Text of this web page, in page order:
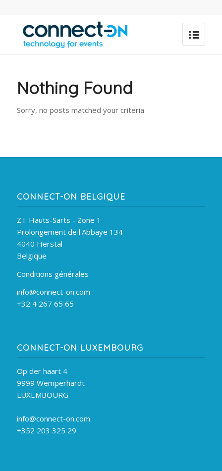
Nothing Found
Sorry, no posts matched your criteria
CONNECT-ON BELGIQUE
Z.I. Hauts-Sarts - Zone 1
Prolongement de l'Abbaye 134
4040 Herstal
Belgique
Conditions générales
info@connect-on.com
+32 4 267 65 65
CONNECT-ON LUXEMBOURG
Op der haart 4
9999 Wemperhardt
LUXEMBOURG
info@connect-on.com
+352 203 325 29